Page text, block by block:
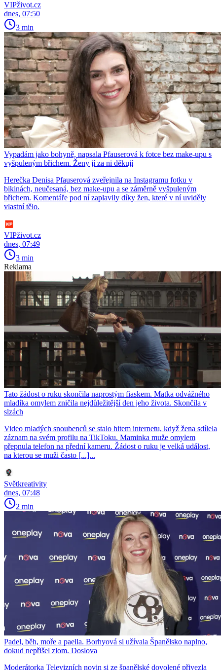
VIPživot.cz
dnes, 07:50
3 min
Vypadám jako bohyně, napsala Pfauserová k fotce bez make-upu s
vyšpuleným břichem. Ženy jí za ni děkují
Herečka Denisa Pfauserová zveřejnila na Instagramu fotku v
bikinách, neučesaná, bez make-upu a se záměrně vyšpuleným
břichem. Komentáře pod ní zaplavily díky žen, které v ní uviděly
vlastní tělo.
VIPživot.cz
dnes, 07:49
3 min
Reklama
Tato žádost o ruku skončila naprostým fiaskem. Matka odvážného
mladíka omylem zničila nejdůležitější den jeho života. Skončila v
slzách
Video mladých snoubenců se stalo hitem internetu, když žena sdílela
záznam na svém profilu na TikToku. Maminka muže omylem
přepnula telefon na přední kameru. Žádost o ruku je velká událost,
na kterou se muži často [...]...
Světkreativity
dnes, 07:48
2 min
Padel, běh, moře a paella. Borhyová si užívala Španělsko naplno,
dokud nepřišel zlom. Doslova
Moderátorka Televizních novin si ze španělské dovolené přivezla